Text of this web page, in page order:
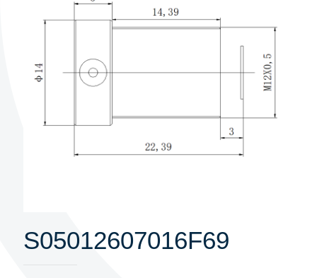
S05012607016F69